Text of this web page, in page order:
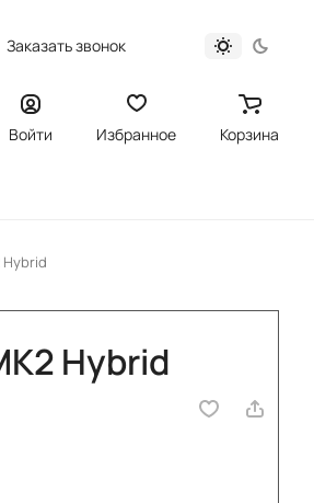
Заказать звонок
Войти Избранное Корзина
Hybrid
Hybrid